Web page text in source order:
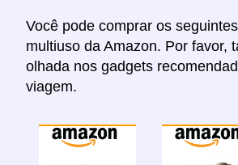
Você pode comprar os
multiuso da Amazon. Por favor,
olhada nos gadgets
viagem.